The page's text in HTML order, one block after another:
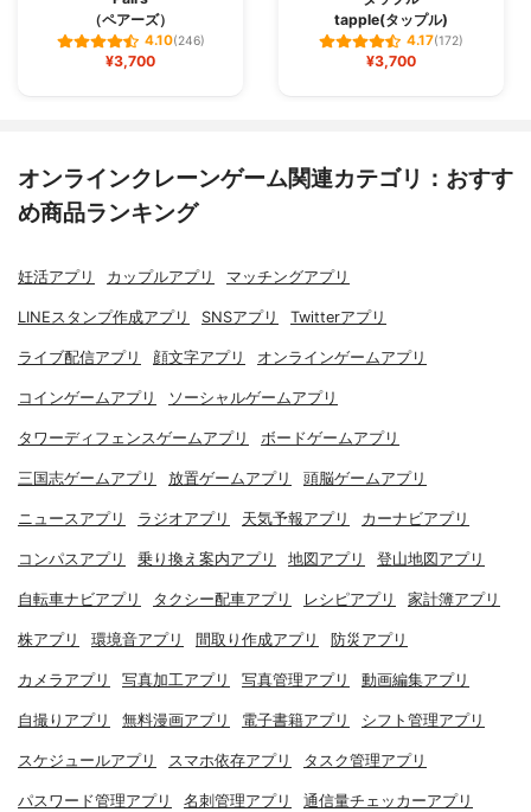
（ペアーズ）
4.10(246)
¥3,700
tapple(タップル)
4.17(172)
¥3,700
オンラインクレーンゲーム関連カテゴリ：おすす
め商品ランキング
妊活アプリ カップルアプリ マッチングアプリ
LINEスタンプ作成アプリ SNSアプリ Twitterアプリ
ライブ配信アプリ 顔文字アプリ オンラインゲームアプリ
コインゲームアプリ ソーシャルゲームアプリ
タワーディフェンスゲームアプリ ボードゲームアプリ
三国志ゲームアプリ 放置ゲームアプリ 頭脳ゲームアプリ
ニュースアプリ ラジオアプリ 天気予報アプリ カーナビアプリ
コンパスアプリ 乗り換え案内アプリ 地図アプリ 登山地図アプリ
自転車ナビアプリ タクシー配車アプリ レシピアプリ 家計簿アプリ
株アプリ 環境音アプリ 間取り作成アプリ 防災アプリ
カメラアプリ 写真加工アプリ 写真管理アプリ 動画編集アプリ
自撮りアプリ 無料漫画アプリ 電子書籍アプリ シフト管理アプリ
スケジュールアプリ スマホ依存アプリ タスク管理アプリ
パスワード管理アプリ 名刺管理アプリ 通信量チェッカーアプリ